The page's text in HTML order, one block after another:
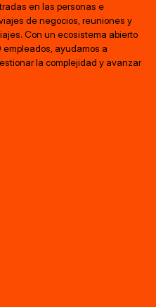
en las personas e
de negocios, reuniones y
Con un ecosistema abierto
ayudamos a
la complejidad y avanzar